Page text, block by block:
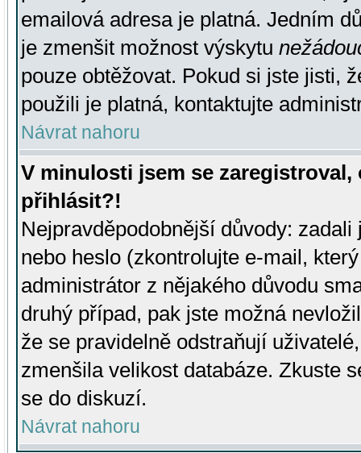
emailová adresa je platná. Jedním
je zmenšit možnost výskytu
pouze obtěžovat. Pokud si jste jisti,
použili je platná, kontaktujte
Návrat nahoru
V minulosti jsem se
přihlásit?!
Nejpravděpodobnější důvody:
nebo heslo (zkontrolujte e-mail,
administrátor z nějakého důvodu
druhý případ, pak jste možná
že se pravidelně odstraňují
zmenšila velikost databáze. Zkuste
se do diskuzí.
Návrat nahoru